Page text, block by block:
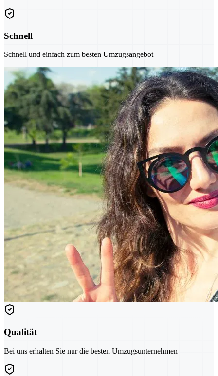
Schnell
Schnell und einfach zum besten Umzugsangebot
Qualität
Bei uns erhalten Sie nur die besten Umzugsunternehmen